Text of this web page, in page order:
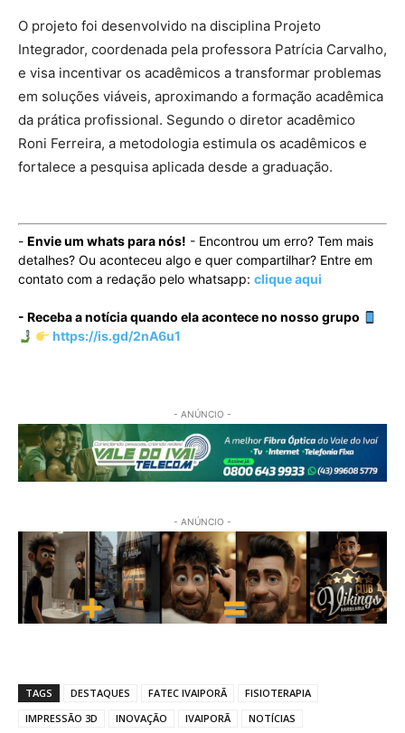
O projeto foi desenvolvido na disciplina Projeto
Integrador, coordenada pela professora Patrícia Carvalho,
e visa incentivar os acadêmicos a transformar problemas
em soluções viáveis, aproximando a formação acadêmica
da prática profissional. Segundo o diretor acadêmico
Roni Ferreira, a metodologia estimula os acadêmicos e
fortalece a pesquisa aplicada desde a graduação.
- Envie um whats para nós! - Encontrou um erro? Tem mais
detalhes? Ou aconteceu algo e quer compartilhar? Entre em
contato com a redação pelo whatsapp: clique aqui
- Receba a notícia quando ela acontece no nosso grupo
https://is.gd/2nA6u1
- ANÚNCIO -
- ANÚNCIO -
TAGS DESTAQUES FATEC IVAIPORÃ
FISIOTERAPIA
IMPRESSÃO 3D
INOVAÇÃO IVAIPORÃ
NOTÍCIAS